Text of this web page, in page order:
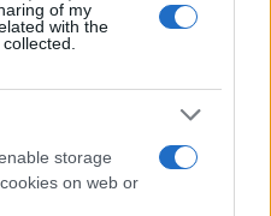
of my
with the
storage
on web or